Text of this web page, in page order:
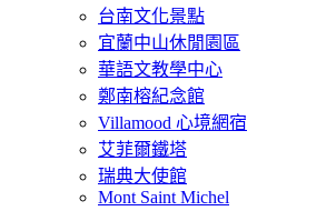
台南文化景點
宜蘭中山休閒園區
華語文教學中心
鄭南榕紀念館
Villamood 心境網宿
艾菲爾鐵塔
瑞典大使館
Mont Saint Michel